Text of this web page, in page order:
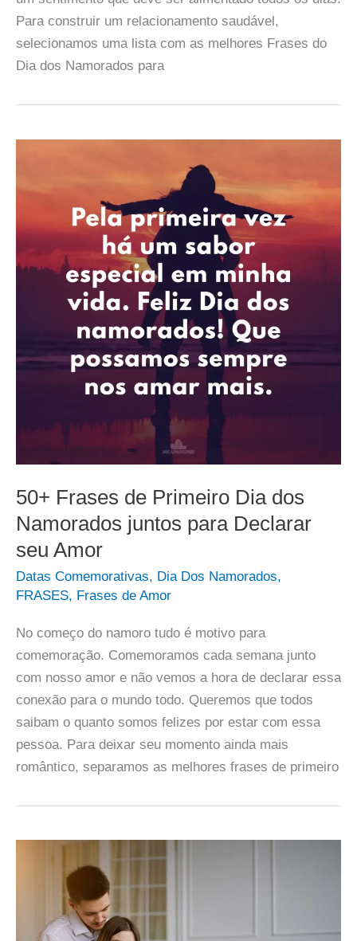
Para construir um relacionamento saudável,
selecionamos uma lista com as melhores Frases do
Dia dos Namorados para
50+ Frases de Primeiro Dia dos
Namorados juntos para Declarar
seu Amor
Datas Comemorativas, Dia Dos Namorados,
FRASES, Frases de Amor
No começo do namoro tudo é motivo para
comemoração. Comemoramos cada semana junto
com nosso amor e não vemos a hora de declarar essa
conexão para o mundo todo. Queremos que todos
saibam o quanto somos felizes por estar com essa
pessoa. Para deixar seu momento ainda mais
romântico, separamos as melhores frases de primeiro